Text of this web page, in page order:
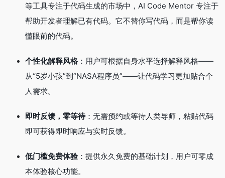
等工具专注于代码生成的市场中，AI Code Mentor 专注于
帮助开发者理解已有代码。它不替你写代码，而是帮你读
懂眼前的代码。
个性化解释风格：用户可根据自身水平选择解释风格——
从“5岁小孩”到“NASA程序员”——让代码学习更加贴合个
人需求。
即时反馈，零等待：无需预约或等待人类导师，粘贴代码
即可获得即时响应与实时反馈。
低门槛免费体验：提供永久免费的基础计划，用户可零成
本体验核心功能。